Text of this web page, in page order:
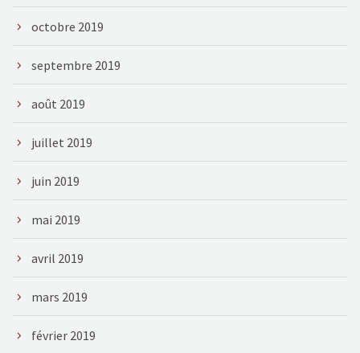
octobre 2019
septembre 2019
août 2019
juillet 2019
juin 2019
mai 2019
avril 2019
mars 2019
février 2019